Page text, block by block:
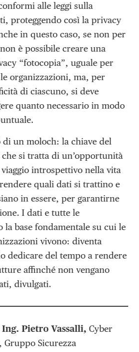
alle leggi sulla
proteggendo così la privacy
in questo caso, se non per
è possibile creare una
“fotocopia”, uguale per
organizzazioni, ma, per
di ciascuno, si deve
quanto necessario in modo
un moloch: la chiave del
che si tratta di un’opportunità
introspettivo nella vita
quali dati si trattino e
in essere, per garantirne
I dati e tutte le
la base fondamentale su cui le
vivono: diventa
dedicare del tempo a rendere
affinché non vengano
divulgati.
Ing. Pietro Vassalli,Cyber
Gruppo Sicurezza